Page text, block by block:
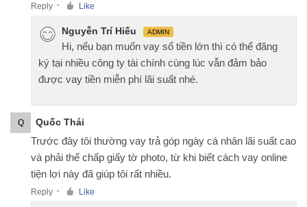
Reply ● Like
Nguyễn Trí Hiếu ADMIN
Hi, nếu bạn muốn vay số tiền lớn thì có thể đăng
ký tại nhiều công ty tài chính cùng lúc vẫn đảm bảo
được vay tiền miễn phí lãi suất nhé.
Q Quốc Thái
Trước đây tôi thường vay trả góp ngày cá nhân lãi suất cao
và phải thế chấp giấy tờ photo, từ khi biết cách vay online
tiện lợi này đã giúp tôi rất nhiều.
Reply ● Like